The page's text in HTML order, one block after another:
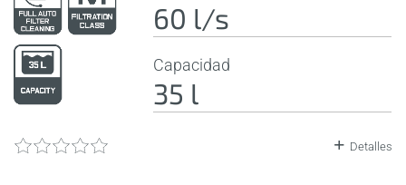
60 l/s
Capacidad
35 l
Detalles